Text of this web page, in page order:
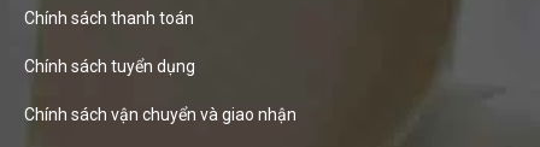
Chính sách thanh toán
Chính sách tuyển dụng
Chính sách vận chuyển và giao nhận